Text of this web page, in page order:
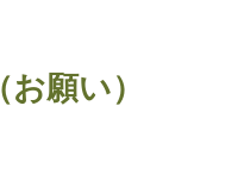
願い）